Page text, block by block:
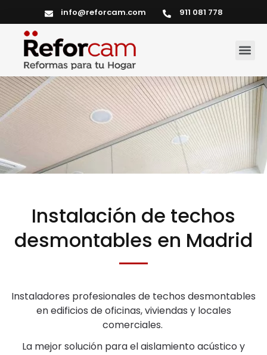
info@reforcam.com 911 081 778
Instalación de techos
desmontables en Madrid
Instaladores profesionales de techos desmontables
en edificios de oficinas, viviendas y locales
comerciales.
La mejor solución para el aislamiento acústico y